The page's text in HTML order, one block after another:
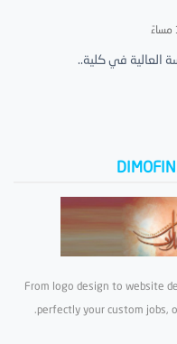
العالية في كلية..
From logo design to website
perfectly your custom jobs,